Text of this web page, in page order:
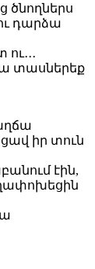
ծնողներս
դարձա
տասներեք
իր տուն
էին,